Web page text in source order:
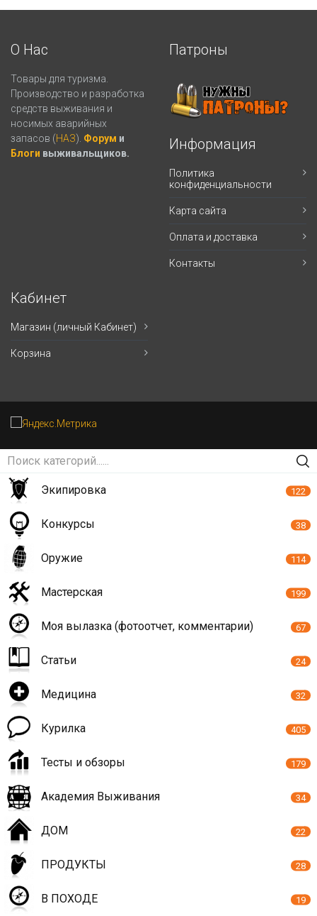
О Нас
Товары для туризма.
Производство и разработка
средств выживания и
носимых аварийных
запасов (НАЗ). Форум и
Блоги выживальщиков.
Патроны
Информация
Политика
конфиденциальности
Карта сайта
Оплата и доставка
Контакты
Кабинет
Магазин (личный Кабинет)
Корзина
Экипировка 122
Конкурсы 38
Оружие 114
Мастерская 199
Моя вылазка (фотоотчет, комментарии) 67
Статьи 24
Медицина 32
Курилка 405
Тесты и обзоры 179
Академия Выживания 34
ДОМ 22
ПРОДУКТЫ 28
В ПОХОДЕ 19